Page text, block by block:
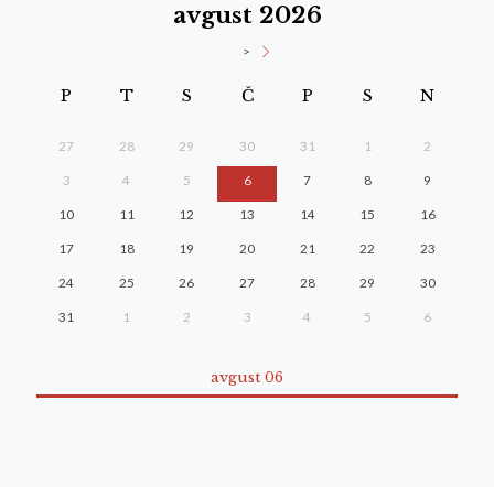
avgust 2026
>
P T S Č P S N
27 28 29 30 31 1 2
3 4 5 6 7 8 9
10 11 12 13 14 15 16
17 18 19 20 21 22 23
24 25 26 27 28 29 30
31 1 2 3 4 5 6
avgust 06